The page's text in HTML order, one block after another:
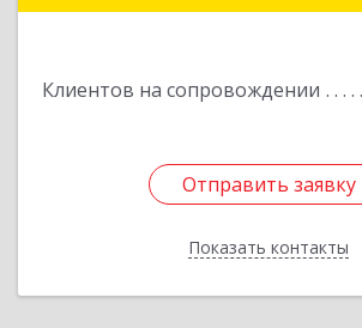
Клиентов на сопровождении
Отправить заявку
Показать контакты
Отправить заявку
Назад